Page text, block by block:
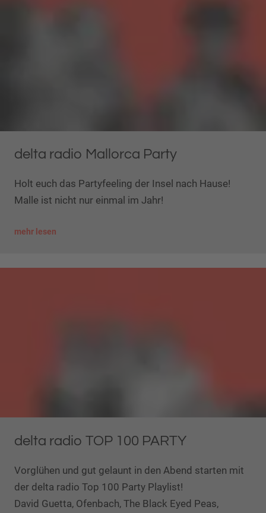
delta radio Mallorca Party
Holt euch das Partyfeeling der Insel nach Hause!
Malle ist nicht nur einmal im Jahr!
mehr lesen
delta radio TOP 100 PARTY
Vorglühen und gut gelaunt in den Abend starten mit
der delta radio Top 100 Party Playlist!
​​​​​​​David Guetta, Ofenbach, The Black Eyed Peas,